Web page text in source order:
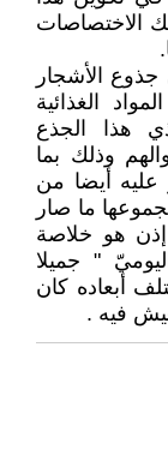
الاختصاصات
الأشجار
الغذائية
هذا الجذع
وذلك بما
عليه أيضا من
ما صار
هو خلاصة
" جميلا
أبعاده كان
فيه .